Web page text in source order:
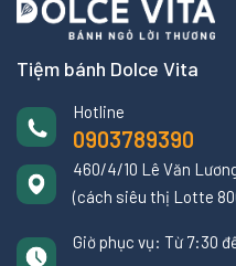
Tiệm bánh Dolce Vita
Hotline
0903789390
460/4/10 Lê Văn
(cách siêu thị Lotte
Giờ phục vụ: Từ 7:30